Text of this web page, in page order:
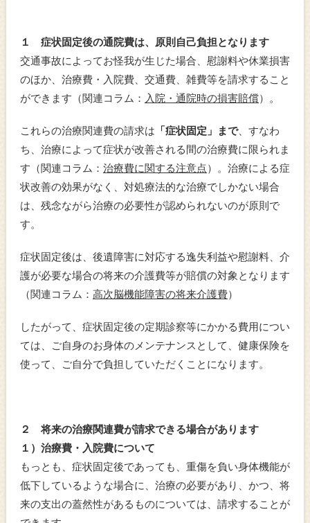
１ 症状固定後の通院費は、原則自己負担となります
交通事故によってお怪我が生じた場合、慰謝料や休業損害
のほか、治療費・入院費、交通費、雑費等を請求すること
ができます（関連コラム： 入院・通院時の損害賠償）。
これらの治療関連費の請求は 「症状固定」まで、すなわ
ち、治療によって症状が改善される間の治療費に限られま
す（関連コラム： 治療費に関する注意点）。治療による症
状改善の効果がなく、対処療法的な治療でしかない場合
は、残念ながら治療の必要性が認められないのが原則で
す。
症状固定後は、後遺障害に対応する逸失利益や慰謝料、介
護が必要な場合の将来の介護費等が賠償の対象となります
（関連コラム： 高次脳機能障害の将来介護費）
したがって、症状固定後の定期診察等にかかる費用につい
ては、ご自身のお身体のメンテナンスとして、健康保険を
使って、ご自分で負担していただくことになります。
２ 将来の治療関連費が請求できる場合があります
１）治療費・入院費について
もっとも、症状固定後であっても、重傷を負い身体機能が
低下しているような場合に、治療の必要があり、かつ、将
来の支出の蓋然性があるものについては、請求することが